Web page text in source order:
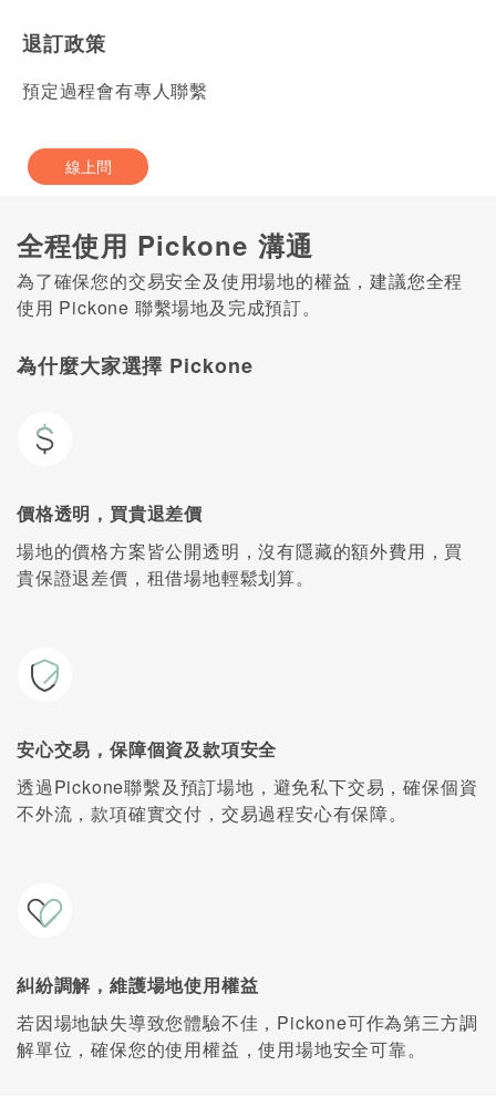
退訂政策
預定過程會有專人聯繫
線上問
全程使用 Pickone 溝通
為了確保您的交易安全及使用場地的權益，建議您全程
使用 Pickone 聯繫場地及完成預訂。
為什麼大家選擇 Pickone
價格透明，買貴退差價
場地的價格方案皆公開透明，沒有隱藏的額外費用，買
貴保證退差價，租借場地輕鬆划算。
安心交易，保障個資及款項安全
透過Pickone聯繫及預訂場地，避免私下交易，確保個資
不外流，款項確實交付，交易過程安心有保障。
糾紛調解，維護場地使用權益
若因場地缺失導致您體驗不佳，Pickone可作為第三方調
解單位，確保您的使用權益，使用場地安全可靠。